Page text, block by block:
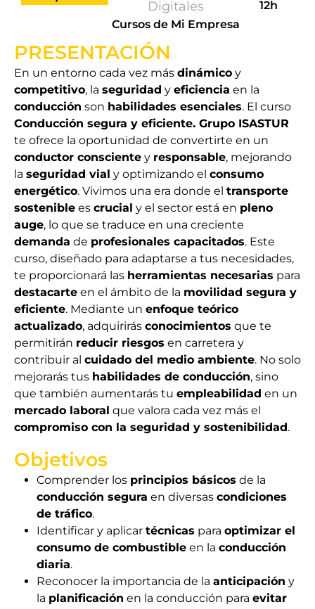
Digitales
Cursos de Mi Empresa
12h
PRESENTACIÓN
En un entorno cada vez más dinámico y
competitivo, la seguridad y eficiencia en la
conducción son habilidades esenciales. El curso
Conducción segura y eficiente. Grupo ISASTUR
te ofrece la oportunidad de convertirte en un
conductor consciente y responsable, mejorando
la seguridad vial y optimizando el consumo
energético. Vivimos una era donde el transporte
sostenible es crucial y el sector está en pleno
auge, lo que se traduce en una creciente
demanda de profesionales capacitados. Este
curso, diseñado para adaptarse a tus necesidades,
te proporcionará las herramientas necesarias para
destacarte en el ámbito de la movilidad segura y
eficiente. Mediante un enfoque teórico
actualizado, adquirirás conocimientos que te
permitirán reducir riesgos en carretera y
contribuir al cuidado del medio ambiente. No solo
mejorarás tus habilidades de conducción, sino
que también aumentarás tu empleabilidad en un
mercado laboral que valora cada vez más el
compromiso con la seguridad y sostenibilidad.
Objetivos
Comprender los principios básicos de la
conducción segura en diversas condiciones
de tráfico.
Identificar y aplicar técnicas para optimizar el
consumo de combustible en la conducción
diaria.
Reconocer la importancia de la anticipación y
la planificación en la conducción para evitar